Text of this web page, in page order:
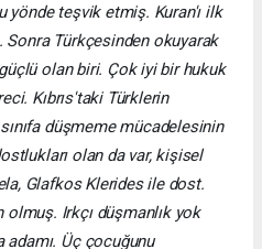
yönde teşvik etmiş. Kuran'ı ilk
Türkçesinden okuyarak
olan biri. Çok iyi bir hukuk
Kıbrıs'taki Türklerin
düşmeme mücadelesinin
olan da var, kişisel
Glafkos Klerides ile dost.
Irkçı düşmanlık yok
adamı. Üç çocuğunu